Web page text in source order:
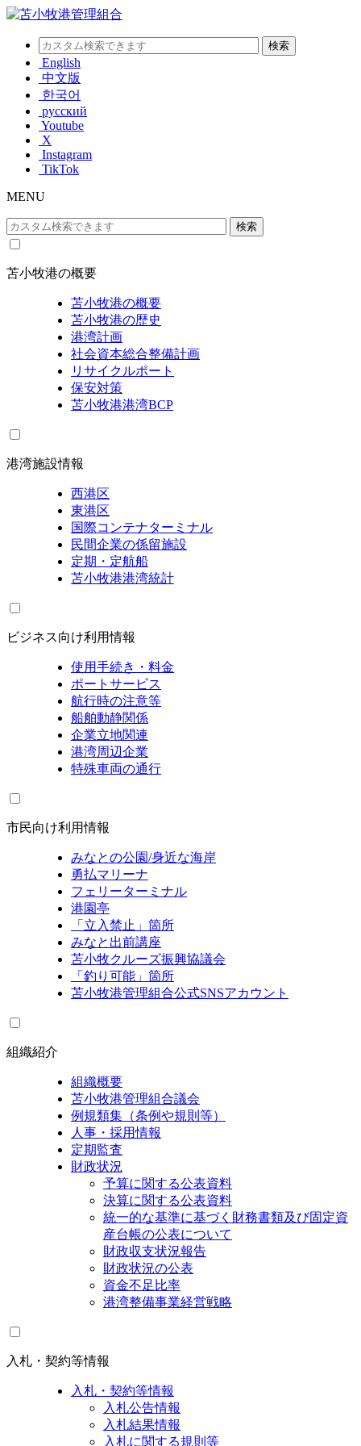
English
中文版
한국어
русский
Youtube
X
Instagram
TikTok
MENU
苫小牧港の概要
苫小牧港の概要
苫小牧港の歴史
港湾計画
社会資本総合整備計画
リサイクルポート
保安対策
苫小牧港港湾BCP
港湾施設情報
西港区
東港区
国際コンテナターミナル
民間企業の係留施設
定期・定航船
苫小牧港港湾統計
ビジネス向け利用情報
使用手続き・料金
ポートサービス
航行時の注意等
船舶動静関係
企業立地関連
港湾周辺企業
特殊車両の通行
市民向け利用情報
みなとの公園/身近な海岸
勇払マリーナ
フェリーターミナル
港園亭
「立入禁止」箇所
みなと出前講座
苫小牧クルーズ振興協議会
「釣り可能」箇所
苫小牧港管理組合公式SNSアカウント
組織紹介
組織概要
苫小牧港管理組合議会
例規類集（条例や規則等）
人事・採用情報
定期監査
財政状況
予算に関する公表資料
決算に関する公表資料
統一的な基準に基づく財務書類及び固定資
産台帳の公表について
財政収支状況報告
財政状況の公表
資金不足比率
港湾整備事業経営戦略
入札・契約等情報
入札・契約等情報
入札公告情報
入札結果情報
入札に関する規則等